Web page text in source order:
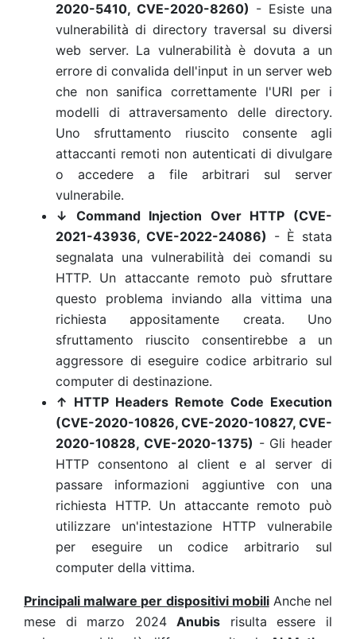
2020-5410, CVE-2020-8260) - Esiste una
vulnerabilità di directory traversal su diversi
web server. La vulnerabilità è dovuta a un
errore di convalida dell'input in un server web
che non sanifica correttamente l'URI per i
modelli di attraversamento delle directory.
Uno sfruttamento riuscito consente agli
attaccanti remoti non autenticati di divulgare
o accedere a file arbitrari sul server
vulnerabile.
↓ Command Injection Over HTTP (CVE-
2021-43936, CVE-2022-24086) - È stata
segnalata una vulnerabilità dei comandi su
HTTP. Un attaccante remoto può sfruttare
questo problema inviando alla vittima una
richiesta appositamente creata. Uno
sfruttamento riuscito consentirebbe a un
aggressore di eseguire codice arbitrario sul
computer di destinazione.
↑ HTTP Headers Remote Code Execution
(CVE-2020-10826, CVE-2020-10827, CVE-
2020-10828, CVE-2020-1375) - Gli header
HTTP consentono al client e al server di
passare informazioni aggiuntive con una
richiesta HTTP. Un attaccante remoto può
utilizzare un'intestazione HTTP vulnerabile
per eseguire un codice arbitrario sul
computer della vittima.
Principali malware per dispositivi mobili Anche nel
mese di marzo 2024Anubis risulta essere il